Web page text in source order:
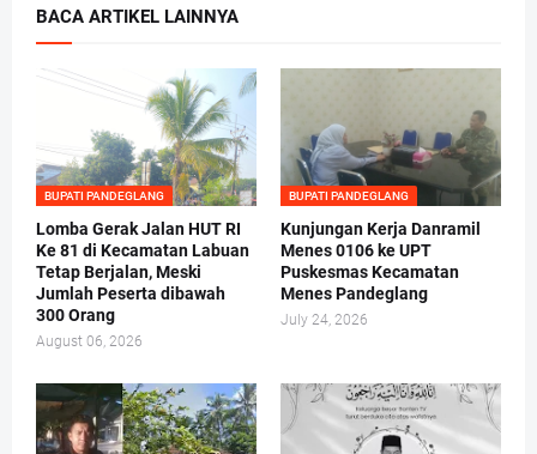
BACA ARTIKEL LAINNYA
BUPATI PANDEGLANG
Lomba Gerak Jalan HUT RI
Ke 81 di Kecamatan Labuan
Tetap Berjalan, Meski
Jumlah Peserta dibawah
300 Orang
August 06, 2026
BUPATI PANDEGLANG
Kunjungan Kerja Danramil
Menes 0106 ke UPT
Puskesmas Kecamatan
Menes Pandeglang
July 24, 2026